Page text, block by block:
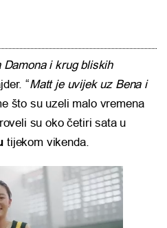
Damona i krug bliskih
“Matt je uvijek uz Bena i
što su uzeli malo vremena
su oko četiri sata u
tijekom vikenda.